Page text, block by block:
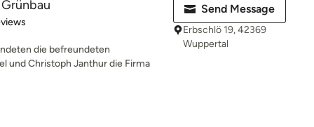
stars
die befreundeten
und Christoph Janthur die Firma
Send Message
Erbschlö 19, 42369
Wuppertal